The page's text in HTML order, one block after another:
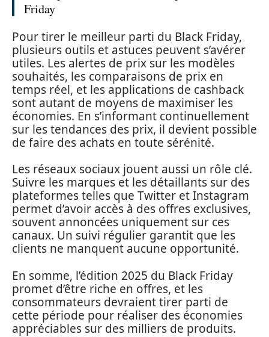
Friday
Pour tirer le meilleur parti du Black Friday,
plusieurs outils et astuces peuvent s’avérer
utiles. Les alertes de prix sur les modèles
souhaités, les comparaisons de prix en
temps réel, et les applications de cashback
sont autant de moyens de maximiser les
économies. En s’informant continuellement
sur les tendances des prix, il devient possible
de faire des achats en toute sérénité.
Les réseaux sociaux jouent aussi un rôle clé.
Suivre les marques et les détaillants sur des
plateformes telles que Twitter et Instagram
permet d’avoir accès à des offres exclusives,
souvent annoncées uniquement sur ces
canaux. Un suivi régulier garantit que les
clients ne manquent aucune opportunité.
En somme, l’édition 2025 du Black Friday
promet d’être riche en offres, et les
consommateurs devraient tirer parti de
cette période pour réaliser des économies
appréciables sur des milliers de produits.